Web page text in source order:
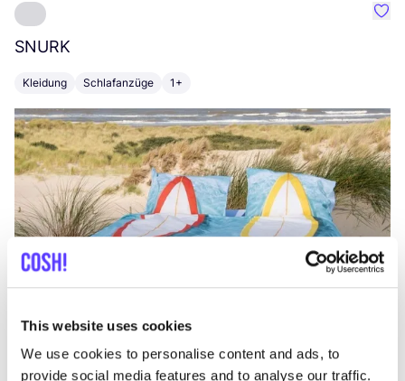
This website uses cookies
We use cookies to personalise content and ads, to
provide social media features and to analyse our traffic.
SNURK
Kleidung Schlafanzüge 1+